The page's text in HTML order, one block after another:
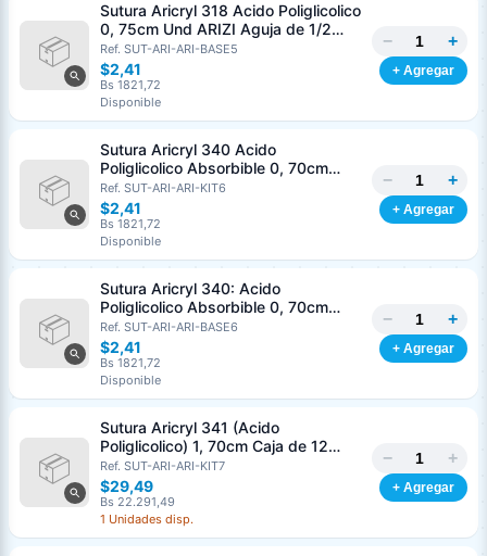
Sutura Aricryl 318 Acido Poliglicolico
0, 75cm Und ARIZI Aguja de 1/2
Punta Cónica 26mm
Ref. SUT-ARI-ARI-BASE5
$2,41
Bs 1821,72
Disponible
− +
+ Agregar
Sutura Aricryl 340 Acido
Poliglicolico Absorbible 0, 70cm
Caja de 12 Unds ARIZI Aguja de 1/2
Punta Cónica 36mm
Ref. SUT-ARI-ARI-KIT6
$2,41
Bs 1821,72
Disponible
− +
+ Agregar
Sutura Aricryl 340: Acido
Poliglicolico Absorbible 0, 70cm
Und ARIZI Aguja de 1/2 Punta
Cónica 36mm
Ref. SUT-ARI-ARI-BASE6
$2,41
Bs 1821,72
Disponible
− +
+ Agregar
Sutura Aricryl 341 (Acido
Poliglicolico) 1, 70cm Caja de 12
Unds ARIZI Aguja de 1/2 Circulo
Punta Conica 36mm
Ref. SUT-ARI-ARI-KIT7
$29,49
Bs 22.291,49
1 Unidades disp.
− +
+ Agregar
Generar cotización
Completá los datos para emitir el PDF
Nombre o razón social
Cédula o RIF*
Teléfono (opcional)
Email (opcional)
Cancelar
Clave